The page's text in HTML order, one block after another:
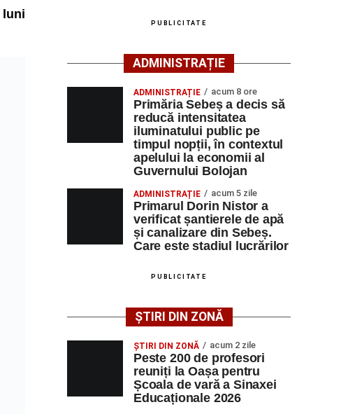
PUBLICITATE
ADMINISTRAȚIE
ADMINISTRAȚIE acum 8 ore
Primăria Sebeș a decis să
reducă intensitatea
iluminatului public pe
timpul nopții, în contextul
apelului la economii al
Guvernului Bolojan
ADMINISTRAȚIE acum 5 zile
Primarul Dorin Nistor a
verificat șantierele de apă
și canalizare din Sebeș.
Care este stadiul lucrărilor
PUBLICITATE
ȘTIRI DIN ZONĂ
ȘTIRI DIN ZONĂ acum 2 zile
Peste 200 de profesori
reuniți la Oașa pentru
Școala de vară a Sinaxei
Educaționale 2026